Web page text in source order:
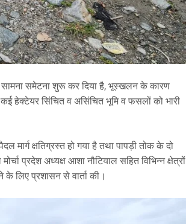
समेटना शुरू कर दिया है, भूस्खलन के कारण
हेक्टेयर सिंचित व असिंचित भूमि व फसलों को भारी
क्षतिग्रस्त हो गया है तथा पापड़ी तोक के दो
प्रदेश अध्यक्ष आशा नौटियाल सहित विभिन्न क्षेत्रों
के लिए प्रशासन से वार्ता की।